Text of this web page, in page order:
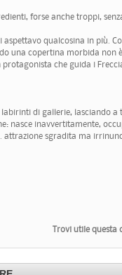
forse anche troppi,
qualcosina in più.
una copertina morbida non
che guida i
di gallerie, lasciando a
nasce inavvertitamente,
attrazione sgradita ma
Trovi utile questa